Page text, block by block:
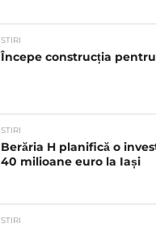
STIRI
Începe construcția
STIRI
Berăria H planifică o
40 milioane euro la Iași
STIRI